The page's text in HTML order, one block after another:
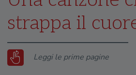
strappa il
Leggi le prime pagine